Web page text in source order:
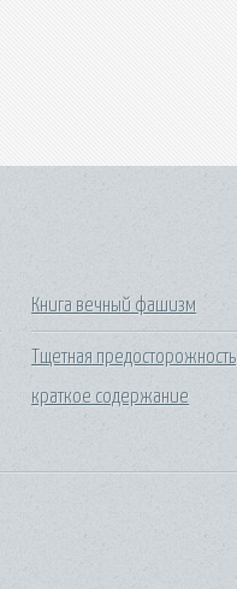
Книга вечный фашизм
Тщетная предосторожность
краткое содержание